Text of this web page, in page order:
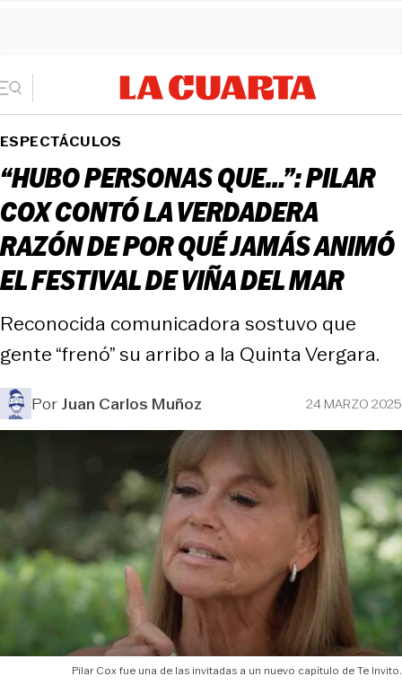
ESPECTÁCULOS
“HUBO PERSONAS QUE…”: PILAR
COX CONTÓ LA VERDADERA
RAZÓN DE POR QUÉ JAMÁS ANIMÓ
EL FESTIVAL DE VIÑA DEL MAR
Reconocida comunicadora sostuvo que
gente “frenó” su arribo a la Quinta Vergara.
PorJuan Carlos Muñoz 24 MARZO 2025
Pilar Cox fue una de las invitadas a un nuevo capítulo de Te Invito.